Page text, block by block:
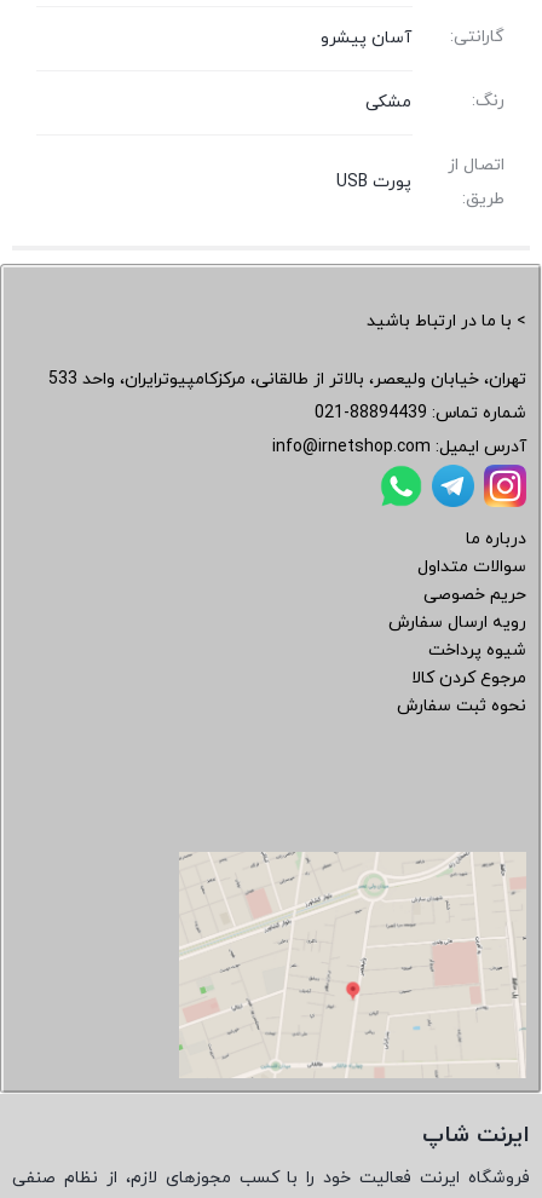
گارانتی: آسان پیشرو
رنگ: مشکی
اتصال از
طریق:
پورت USB
> با ما در ارتباط باشید
تهران، خیابان ولیعصر، بالاتر از طالقانی، مرکزکامپیوترایران، واحد 533
شماره تماس: 021-88894439
آدرس ایمیل: info@irnetshop.com
درباره ما
سوالات متداول
حریم خصوصی
رویه ارسال سفارش
شیوه پرداخت
مرجوع کردن کالا
نحوه ثبت سفارش
ایرنت شاپ
فروشگاه ایرنت فعالیت خود را با کسب مجوزهای لازم، از نظام صنفی